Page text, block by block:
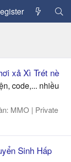
xả Xì Trét nè
code,... nhiều
MMO | Private
Sinh Hấp